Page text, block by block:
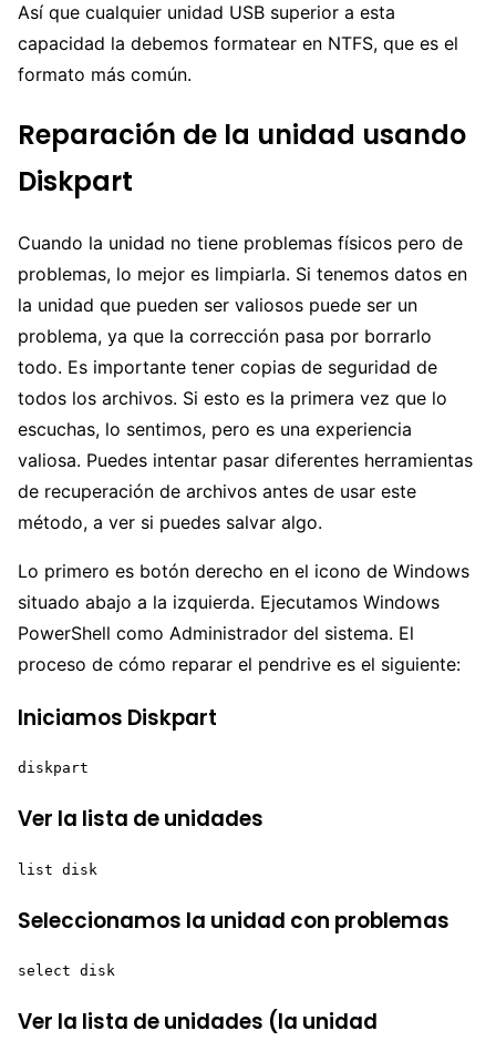
Así que cualquier unidad USB superior a esta
capacidad la debemos formatear en NTFS, que es el
formato más común.
Reparación de la unidad usando
Diskpart
Cuando la unidad no tiene problemas físicos pero de
problemas, lo mejor es limpiarla. Si tenemos datos en
la unidad que pueden ser valiosos puede ser un
problema, ya que la corrección pasa por borrarlo
todo. Es importante tener copias de seguridad de
todos los archivos. Si esto es la primera vez que lo
escuchas, lo sentimos, pero es una experiencia
valiosa. Puedes intentar pasar diferentes herramientas
de recuperación de archivos antes de usar este
método, a ver si puedes salvar algo.
Lo primero es botón derecho en el icono de Windows
situado abajo a la izquierda. Ejecutamos Windows
PowerShell como Administrador del sistema. El
proceso de cómo reparar el pendrive es el siguiente:
Iniciamos Diskpart
diskpart
Ver la lista de unidades
list disk
Seleccionamos la unidad con problemas
select disk
Ver la lista de unidades (la unidad